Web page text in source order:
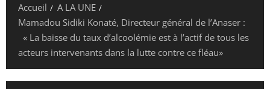
Accueil
A LA UNE
Mamadou Sidiki Konaté, Directeur général de l’Anaser :
« La baisse du taux d’alcoolémie est à l’actif de tous les
acteurs intervenants dans la lutte contre ce fléau»